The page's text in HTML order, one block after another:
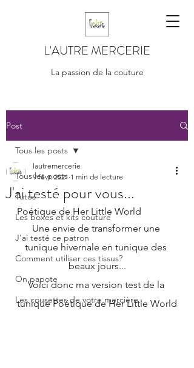
L'AUTRE MERCERIE
La passion de la couture
Post
Tous les posts
Tutos
Les boxes et kits couture
J'ai testé ce patron
Comment utiliser ces tissus?
On papote
Les cousettes de votre mercière
Tous les posts
J'ai testé pour vous...
lautremercerie
9 févr. 2021 1 min de lecture
Poétique de Her Little World
Une envie de transformer une
tunique hivernale en tunique des
beaux jours...
Voici donc ma version test de la
tunique Poétique de Her Little World